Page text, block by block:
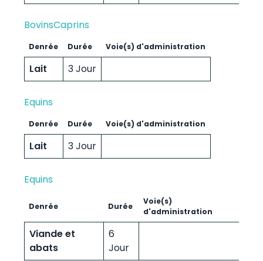
BovinsCaprins
Denrée Durée Voie(s) d'administration
Lait 3 Jour
Equins
Denrée Durée Voie(s) d'administration
Lait 3 Jour
Equins
Denrée Durée
Voie(s)
d'administration
Viande et
abats
6
Jour